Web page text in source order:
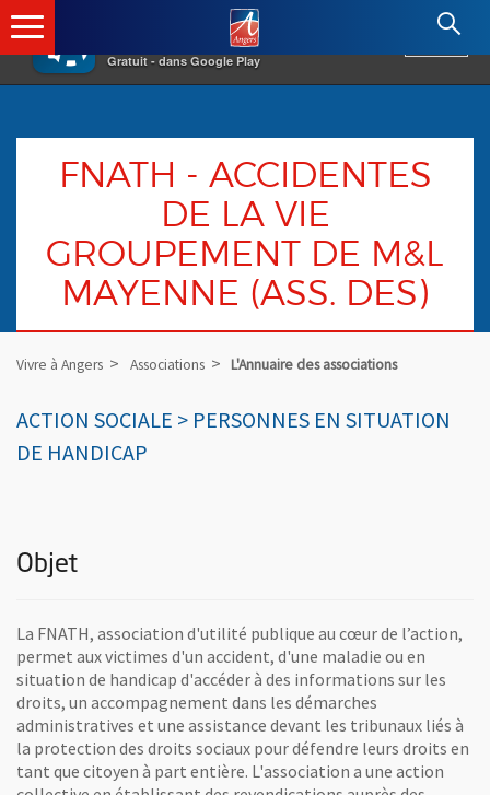
×
Gratuit - dans Google Play
Angers.fr : Retour à l'accueil
FNATH - ACCIDENTES
DE LA VIE
GROUPEMENT DE M&L
MAYENNE (ASS. DES)
Vivre à Angers Associations L'Annuaire des associations
ACTION SOCIALE > PERSONNES EN SITUATION
DE HANDICAP
Objet
La FNATH, association d'utilité publique au cœur de l’action,
permet aux victimes d'un accident, d'une maladie ou en
situation de handicap d'accéder à des informations sur les
droits, un accompagnement dans les démarches
administratives et une assistance devant les tribunaux liés à
la protection des droits sociaux pour défendre leurs droits en
tant que citoyen à part entière. L'association a une action